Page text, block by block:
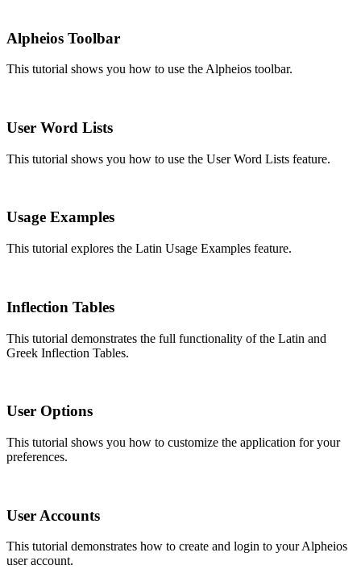
Alpheios Toolbar
This tutorial shows you how to use the Alpheios toolbar.
User Word Lists
This tutorial shows you how to use the User Word Lists feature.
Usage Examples
This tutorial explores the Latin Usage Examples feature.
Inflection Tables
This tutorial demonstrates the full functionality of the Latin and
Greek Inflection Tables.
User Options
This tutorial shows you how to customize the application for your
preferences.
User Accounts
This tutorial demonstrates how to create and login to your Alpheios
user account.